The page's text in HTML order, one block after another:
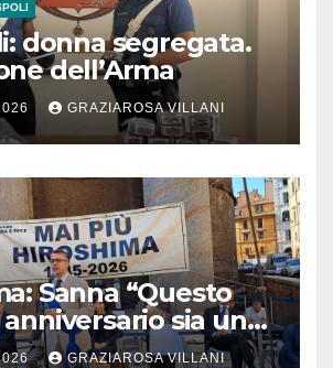
donna segregata.
dell’Arma
GRAZIAROSA VILLANI
Sanna “Questo
anniversario sia un
tutti”
GRAZIAROSA VILLANI